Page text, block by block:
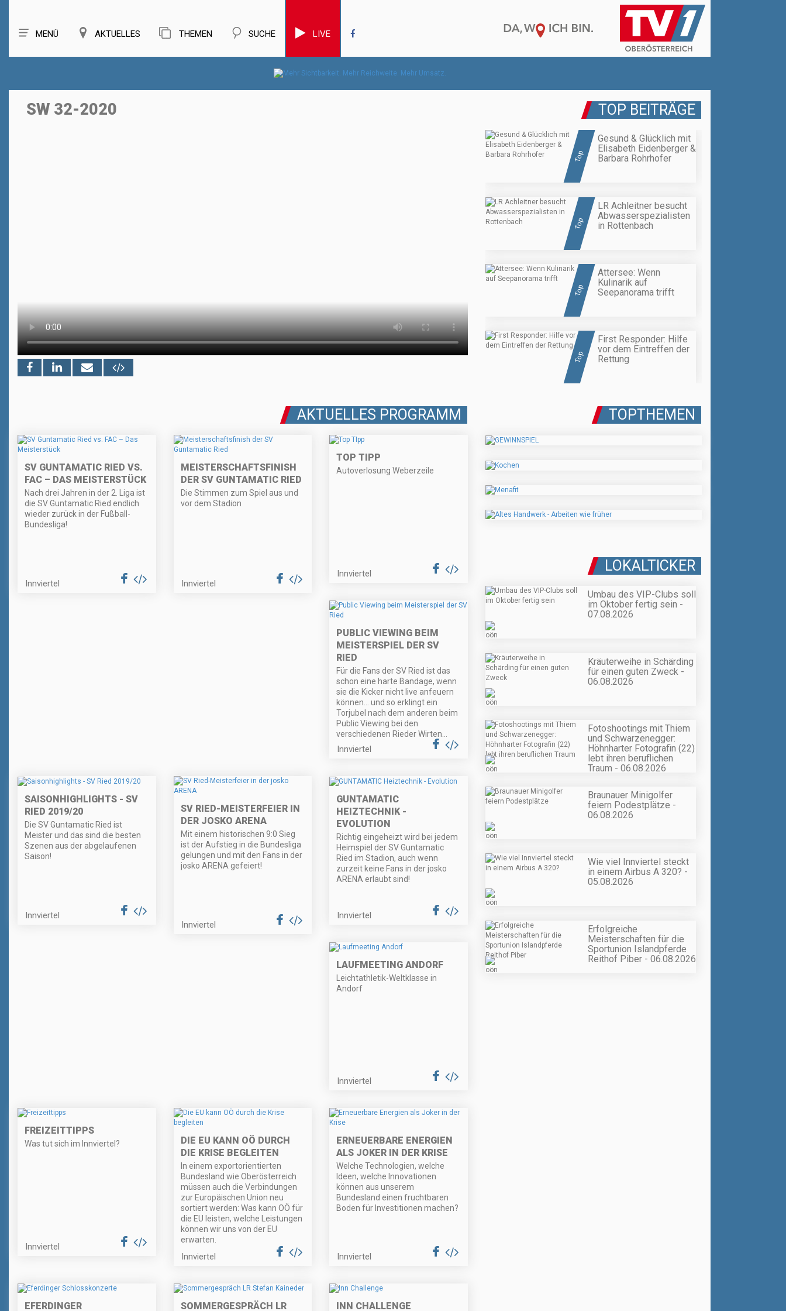
MENÜ AKTUELLES THEMEN SUCHE LIVE
SW 32-2020 TOP BEITRÄGE
Top
Gesund & Glücklich mit
Elisabeth Eidenberger &
Barbara Rohrhofer
Top
LR Achleitner besucht
Abwasserspezialisten
in Rottenbach
Top
Attersee: Wenn
Kulinarik auf
Seepanorama trifft
Top
First Responder: Hilfe
vor dem Eintreffen der
Rettung
AKTUELLES PROGRAMM
SV GUNTAMATIC RIED VS.
FAC – DAS MEISTERSTÜCK
Nach drei Jahren in der 2. Liga ist
die SV Guntamatic Ried endlich
wieder zurück in der Fußball-
Bundesliga!
Innviertel
MEISTERSCHAFTSFINISH
DER SV GUNTAMATIC RIED
Die Stimmen zum Spiel aus und
vor dem Stadion
Innviertel
TOP TIPP
Autoverlosung Weberzeile
Innviertel
PUBLIC VIEWING BEIM
MEISTERSPIEL DER SV
RIED
Für die Fans der SV Ried ist das
schon eine harte Bandage, wenn
sie die Kicker nicht live anfeuern
können... und so erklingt ein
Torjubel nach dem anderen beim
Public Viewing bei den
verschiedenen Rieder Wirten...
Innviertel
SAISONHIGHLIGHTS - SV
RIED 2019/20
Die SV Guntamatic Ried ist
Meister und das sind die besten
Szenen aus der abgelaufenen
Saison!
Innviertel
SV RIED-MEISTERFEIER IN
DER JOSKO ARENA
Mit einem historischen 9:0 Sieg
ist der Aufstieg in die Bundesliga
gelungen und mit den Fans in der
josko ARENA gefeiert!
Innviertel
GUNTAMATIC
HEIZTECHNIK -
EVOLUTION
Richtig eingeheizt wird bei jedem
Heimspiel der SV Guntamatic
Ried im Stadion, auch wenn
zurzeit keine Fans in der josko
ARENA erlaubt sind!
Innviertel
LAUFMEETING ANDORF
Leichtathletik-Weltklasse in
Andorf
Innviertel
FREIZEITTIPPS
Was tut sich im Innviertel?
Innviertel
DIE EU KANN OÖ DURCH
DIE KRISE BEGLEITEN
In einem exportorientierten
Bundesland wie Oberösterreich
müssen auch die Verbindungen
zur Europäischen Union neu
sortiert werden: Was kann OÖ für
die EU leisten, welche Leistungen
können wir uns von der EU
erwarten.
Innviertel
ERNEUERBARE ENERGIEN
ALS JOKER IN DER KRISE
Welche Technologien, welche
Ideen, welche Innovationen
können aus unserem
Bundesland einen fruchtbaren
Boden für Investitionen machen?
Innviertel
EFERDINGER SOMMERGESPRÄCH LR INN CHALLENGE
TOPTHEMEN
LOKALTICKER
Umbau des VIP-Clubs soll
im Oktober fertig sein -
07.08.2026
Kräuterweihe in Schärding
für einen guten Zweck -
06.08.2026
Fotoshootings mit Thiem
und Schwarzenegger:
Höhnharter Fotografin (22)
lebt ihren beruflichen
Traum - 06.08.2026
Braunauer Minigolfer
feiern Podestplätze -
06.08.2026
Wie viel Innviertel steckt
in einem Airbus A 320? -
05.08.2026
Erfolgreiche
Meisterschaften für die
Sportunion Islandpferde
Reithof Piber - 06.08.2026